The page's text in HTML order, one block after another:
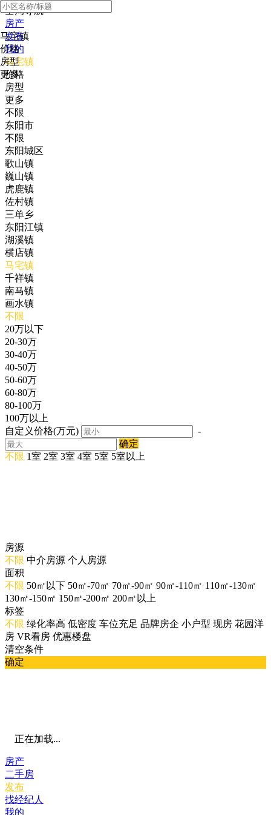
全局导航
房产
发布
我的
马宅镇
价格
房型
更多
马宅镇
价格
房型
更多
不限
东阳市
不限
东阳城区
歌山镇
巍山镇
虎鹿镇
佐村镇
三单乡
东阳江镇
湖溪镇
横店镇
马宅镇
千祥镇
南马镇
画水镇
不限
20万以下
20-30万
30-40万
40-50万
50-60万
60-80万
80-100万
100万以上
自定义价格(万元)
-
确定
不限 1室 2室 3室 4室 5室 5室以上
房源
不限 中介房源 个人房源
面积
不限 50㎡以下 50㎡-70㎡ 70㎡-90㎡ 90㎡-110㎡ 110㎡-130㎡
130㎡-150㎡ 150㎡-200㎡ 200㎡以上
标签
不限 绿化率高 低密度 车位充足 品牌房企 小户型 现房 花园洋
房 VR看房 优惠楼盘
清空条件
确定
正在加载...
房产
二手房
发布
找经纪人
我的